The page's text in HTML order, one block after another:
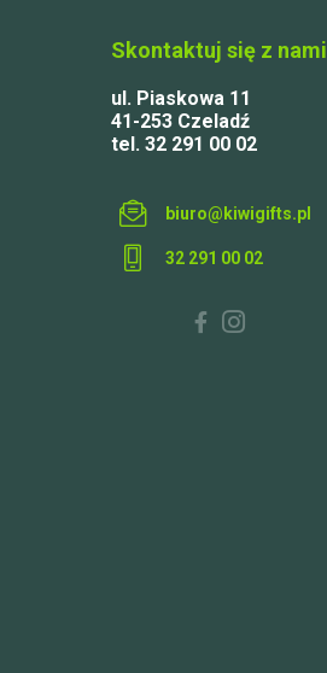
Skontaktuj się z nami
ul. Piaskowa 11
41-253 Czeladź
tel. 32 291 00 02
biuro@kiwigifts.pl
32 291 00 02